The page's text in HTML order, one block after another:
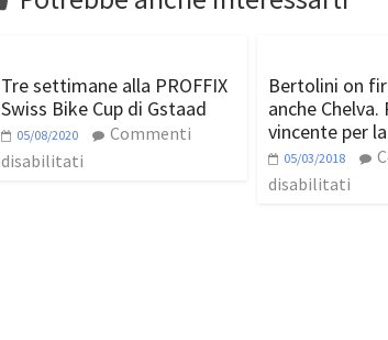
Tre settimane alla PROFFIX
Swiss Bike Cup di Gstaad
05/08/2020
Commenti
disabilitati
Bertolini on
anche
vincente per
05/03/2018
disabilitati